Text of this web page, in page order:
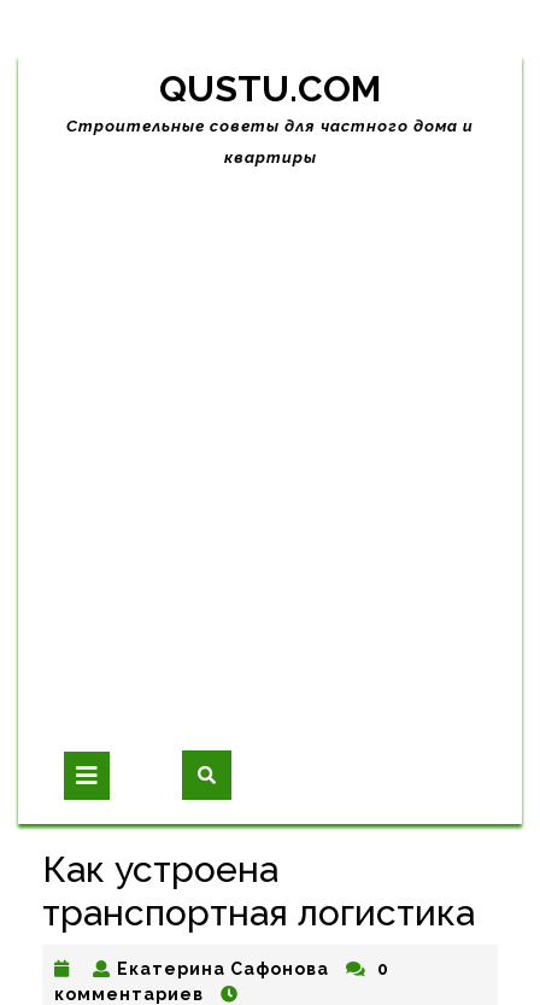
Skip
content
QUSTU.COM
Строительные советы для частного дома и
квартиры
Open
Button
Как устроена
транспортная логистика
Екатерина Сафонова Екатерина
0
комментариев